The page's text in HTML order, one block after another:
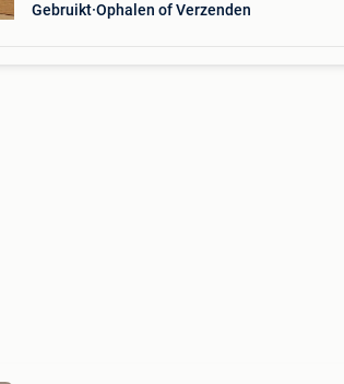
Gebruikt Ophalen of Verzenden